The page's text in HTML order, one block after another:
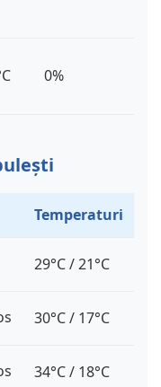
0%
Temperaturi
29°C / 21°C
30°C / 17°C
34°C / 18°C